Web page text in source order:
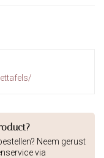
Neem gerust
via